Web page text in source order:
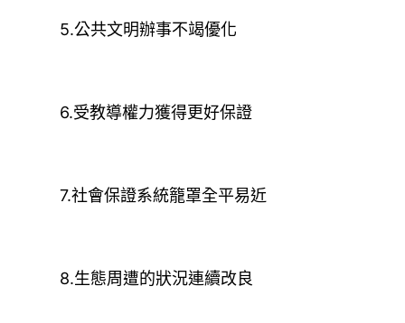
5.公共文明辦事不竭優化
6.受教導權力獲得更好保證
7.社會保證系統籠罩全平易近
8.生態周遭的狀況連續改良